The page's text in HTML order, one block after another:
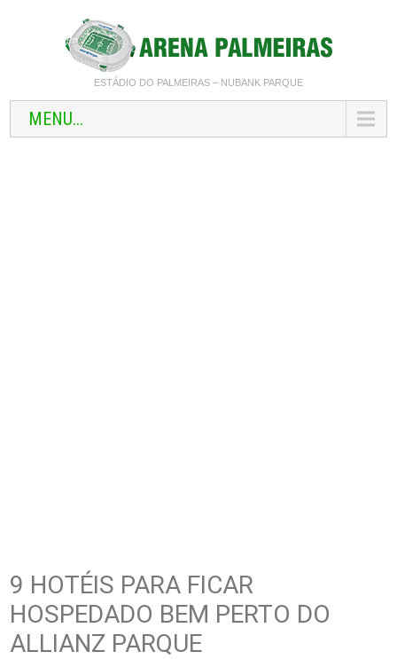
ESTÁDIO DO PALMEIRAS – NUBANK PARQUE
MENU...
9 HOTÉIS PARA FICAR
HOSPEDADO BEM PERTO DO
ALLIANZ PARQUE